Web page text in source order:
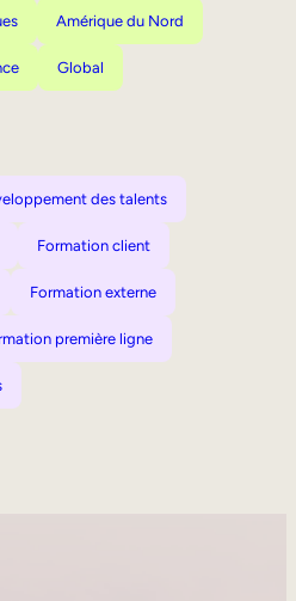
Amérique du Nord
Global
des talents
Formation client
Formation externe
première ligne